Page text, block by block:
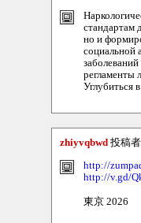
стандартам
но и
социальной
регламенты
Углубиться
zhiyvqbwd 投稿者
http://
http://v.gd/
東京 2026